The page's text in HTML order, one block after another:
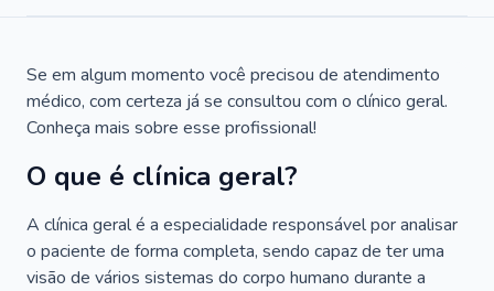
Se em algum momento você precisou de atendimento
médico, com certeza já se consultou com o clínico geral.
Conheça mais sobre esse profissional!
O que é clínica geral?
A clínica geral é a especialidade responsável por analisar
o paciente de forma completa, sendo capaz de ter uma
visão de vários sistemas do corpo humano durante a